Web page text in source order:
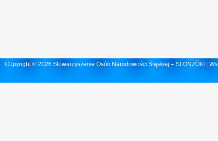
Copyright © 2026 Stowarzyszenie Osób Narodowości Śląskiej – SLŌNZŎKI |